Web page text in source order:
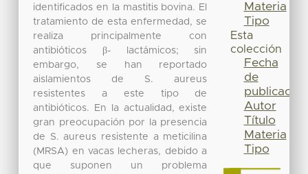
identificados en la mastitis bovina. El
tratamiento de esta enfermedad, se
realiza principalmente con
antibióticos β- lactámicos; sin
embargo, se han reportado
aislamientos de S. aureus
resistentes a este tipo de
antibióticos. En la actualidad, existe
gran preocupación por la presencia
de S. aureus resistente a meticilina
(MRSA) en vacas lecheras, debido a
que suponen un problema
Materia
Tipo
Esta
colección
Fecha
de
publicación
Autor
Título
Materia
Tipo